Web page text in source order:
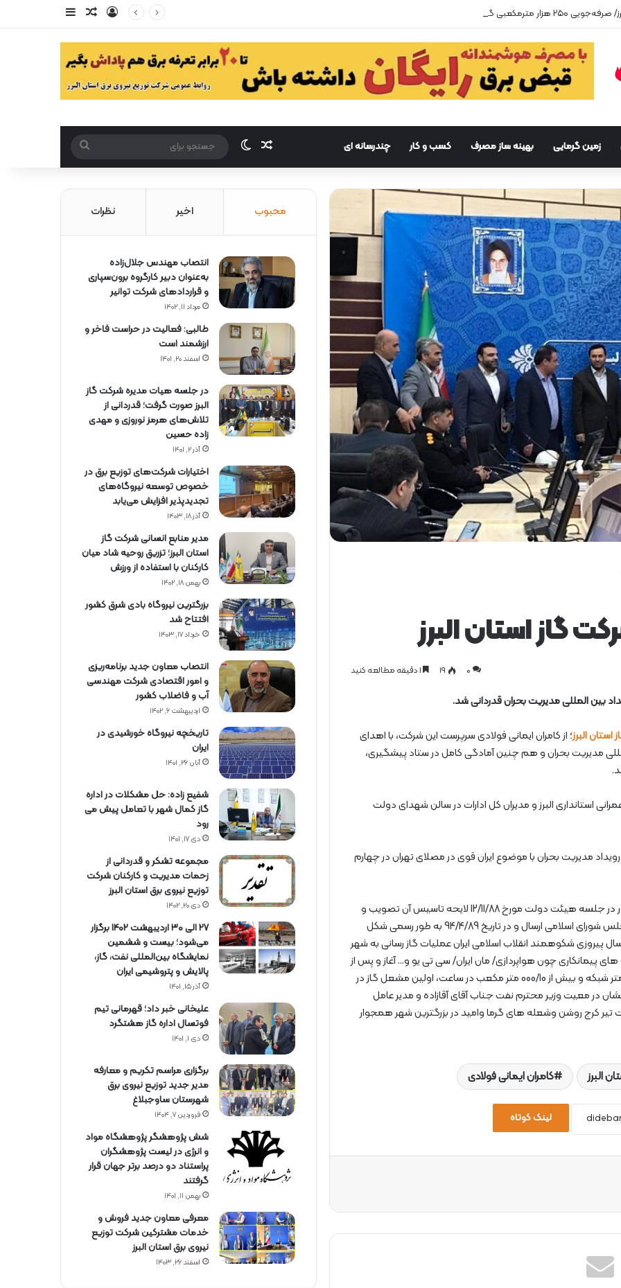
ورود مقاله تصادفی
زمین گرمایی بهینه ساز مصرف کسب و کار چندرسانه ای مقاله تصادفی
تغییر پوست
برای
گاز استان البرز
0 ۱۹
بین المللی مدیریت بحران قدردانی شد.
البرز؛ از کامران ایمانی فولادی سرپرست این شرکت، با اهدای
مدیریت بحران و هم چنین آمادگی کامل در ستاد پیشگیری،
استانداری البرز و مدیران کل ادارات در سالن شهدای دولت
مدیریت بحران با موضوع ایران قوی در مصلای تهران در چهارم
گفتنی است استان البرز به عنوان سی و یکمین استان کشور در جلسه هیئت دولت مورخ 12/11/88 لایحه تاسیس آن تصویب و
به مجلس شورای اسلامی ارسال و با تصویب نمایندگان مجلس شورای اسلامی ارسال و در تاریخ 94/4/89 به طور رسمی شکل
ورود به دهمین سال پیروزی شکوهمند انقلاب اسلامی ایران عملیات گاز رسانی به شهر
چون هواپردازی/ مان ایران/ سی تی یو و… آغاز و پس از
حدود 5/1 سال فعالیت گاز رسانی و اجرای حدود 200 کیلومتر شبکه و بیش از 000/10 متر مکعب در ساعت، اولین مشعل گاز در
در معیت وزیر محترم نفت جناب آقای آقازاده و مدیر عامل
کرج روشن وشعله های گرما وامید در بزرگترین شهر همجوار
البرز کامران ایمانی فولادی
لینک کوتاه
محبوب اخیر نظرات
انتصاب مهندس جلال‌زاده
به‌عنوان دبیر كارگروه برون‌سپاری
و قراردادهای شركت توانیر
مرداد ۱۱, ۱۴۰۲
طالبی: فعالیت در حراست فاخر و
ارزشمند است
اسفند ۲۰, ۱۴۰۱
در جلسه هیات مدیره شرکت گاز
البرز صورت گرفت؛ قدردانی از
تلاش‌های هرمز نوروزی و مهدی
زاده حسین
آذر ۲, ۱۴۰۱
اختیارات شرکت‌های توزیع برق در
خصوص توسعه نیروگاه‌های
تجدیدپذیر افزایش می‌یابد
آذر ۱۸, ۱۴۰۳
مدیر منابع انسانی شرکت گاز
استان البرز؛ تزریق روحیه شاد میان
کارکنان با استفاده از ورزش
بهمن ۱۸, ۱۴۰۲
بزرگترین نیروگاه بادی شرق کشور
افتتاح شد
خرداد ۱۷, ۱۴۰۳
انتصاب معاون جدید برنامه‌ریزی
و امور اقتصادی شرکت مهندسی
آب و فاضلاب کشور
اردیبهشت ۶, ۱۴۰۲
تاریخچه نیروگاه خورشیدی در
ایران
آبان ۲۶, ۱۴۰۱
شفیع زاده: حل مشکلات در اداره
گاز کمال شهر با تعامل پیش می
رود
دی ۱۷, ۱۴۰۱
مجموعه تشکر و قدردانی از
زحمات مدیریت و کارکنان شرکت
توزیع نیروی برق استان البرز
دی ۲۰, ۱۴۰۲
27 الی 30 اردیبهشت 1402 برگزار
می‌شود؛ بیست و ششمین
نمایشگاه بین‌المللی نفت، گاز،
پالایش و پتروشیمی ایران
آذر ۱۵, ۱۴۰۱
علیخانی خبر داد؛ قهرمانی تیم
فوتسال اداره گاز هشتگرد
دی ۱, ۱۴۰۱
برگزاری مراسم تكریم و معارفه
مدیر جدید توزیع نیروی برق
شهرستان ساوجبلاغ
فروردین ۷, ۱۴۰۴
شش پژوهشگر پژوهشگاه مواد
و انرژی در لیست پژوهشگران
پراستناد دو درصد برتر جهان قرار
گرفتند
بهمن ۱۱, ۱۴۰۱
معرفی معاون جدید فروش و
خدمات مشتركین شركت توزیع
نیروی برق استان البرز
اسفند ۲۶, ۱۴۰۳